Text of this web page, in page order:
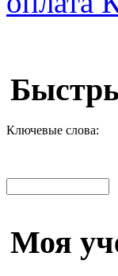
Ключевые слова:
Моя